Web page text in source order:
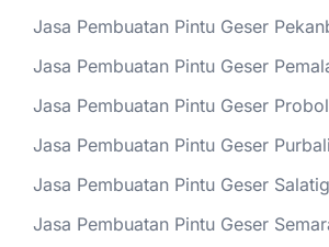
Jasa Pembuatan Pintu Geser
Jasa Pembuatan Pintu Geser
Jasa Pembuatan Pintu Geser
Jasa Pembuatan Pintu Geser
Jasa Pembuatan Pintu Geser
Jasa Pembuatan Pintu Geser